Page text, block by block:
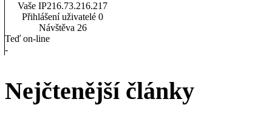
Vaše IP216.73.216.217
Přihlášení uživatelé 0
Návštěva 26
Teď on-line
-
Nejčtenější články